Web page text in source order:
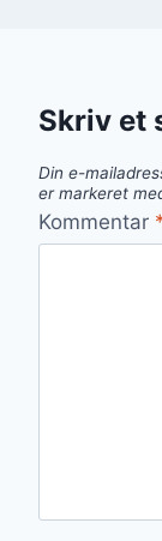
Skriv et
Din e-
er markeret
Kommentar